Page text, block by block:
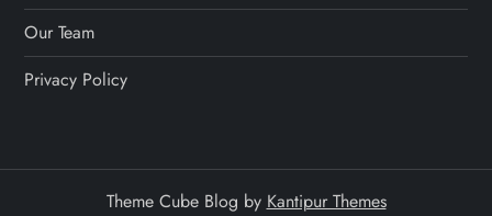
Our Team
Privacy Policy
Theme Cube Blog by Kantipur Themes